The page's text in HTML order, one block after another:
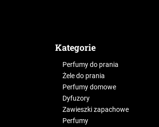
Kategorie
Perfumy do prania
Żele do prania
Perfumy domowe
Dyfuzory
Zawieszki zapachowe
Perfumy